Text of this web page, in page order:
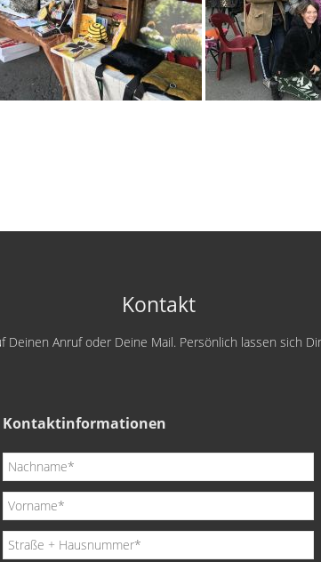
Kontakt
Deinen Anruf oder Deine Mail. Persönlich lassen sich
Kontaktinformationen